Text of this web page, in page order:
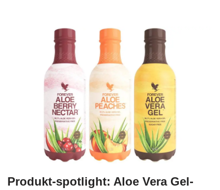
Produkt-spotlight: Aloe Vera Gel-